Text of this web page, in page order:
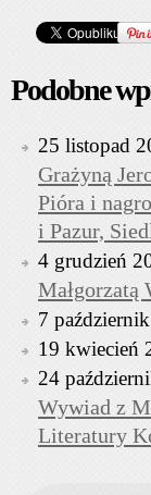
Podobne
25 listopad
Grażyną
Pióra i
i Pazur,
4 grudzień
Małgorzatą
7
19 kwiecień
24
Wywiad z
Literatury